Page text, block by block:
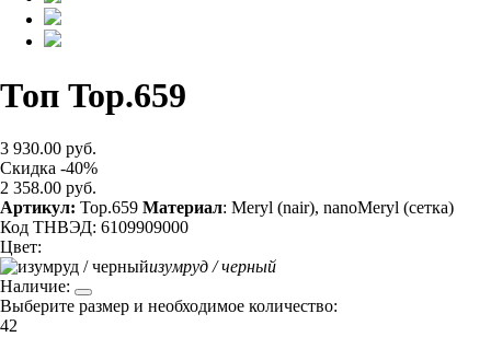
Топ Top.659
3 930.00 руб.
Скидка -40%
2 358.00 руб.
Артикул: Top.659 Материал: Meryl (nair), nanoMeryl (сетка)
Код ТНВЭД: 6109909000
Цвет:
изумруд / черный
Наличие:
Выберите размер и необходимое количество:
42